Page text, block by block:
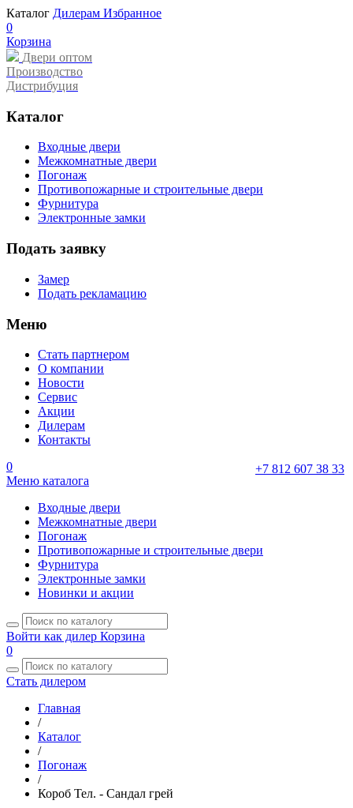
Каталог Дилерам Избранное
0
Корзина
Двери оптом
Производство
Дистрибуция
Каталог
Входные двери
Межкомнатные двери
Погонаж
Противопожарные и строительные двери
Фурнитура
Электронные замки
Подать заявку
Замер
Подать рекламацию
Меню
Стать партнером
О компании
Новости
Сервис
Акции
Дилерам
Контакты
+7 812 607 38 33
0
Меню каталога
Входные двери
Межкомнатные двери
Погонаж
Противопожарные и строительные двери
Фурнитура
Электронные замки
Новинки и акции
Войти как дилер Корзина
0
Стать дилером
Главная
/
Каталог
/
Погонаж
/
Короб Тел. - Сандал грей